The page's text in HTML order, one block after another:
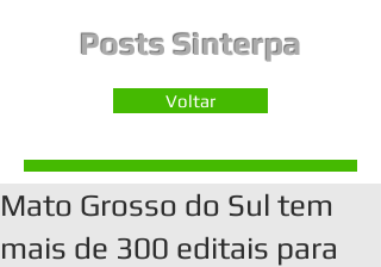
Posts Sinterpa
Voltar
Mato Grosso do Sul tem
mais de 300 editais para